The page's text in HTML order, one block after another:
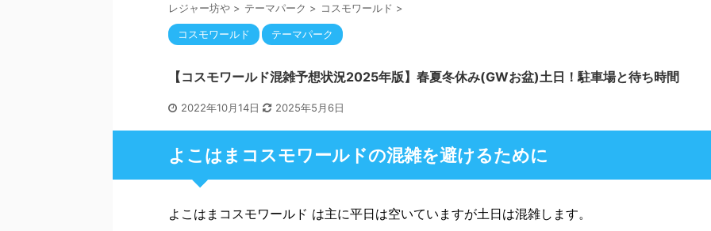
レジャー坊や > テーマパーク > コスモワールド >
コスモワールド テーマパーク
【コスモワールド混雑予想状況2025年版】春夏冬休み(GWお盆)土日！駐車場と待ち時間
2022年10月14日 2025年5月6日
よこはまコスモワールドの混雑を避けるために
よこはまコスモワールド は主に平日は空いていますが土日は混雑します。